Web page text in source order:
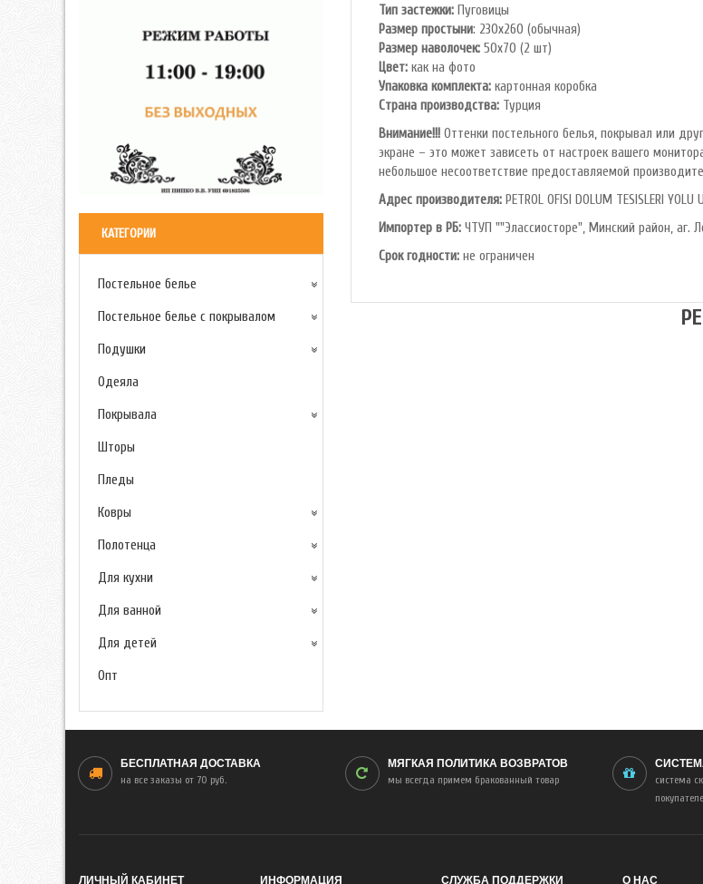
КАТЕГОРИИ
Постельное белье
Постельное белье с покрывалом
Подушки
Одеяла
Покрывала
Шторы
Пледы
Ковры
Полотенца
Для кухни
Для ванной
Для детей
Опт
Тип застежки: Пуговицы
Размер простыни: 230х260 (обычная)
Размер наволочек: 50х70 (2 шт)
Цвет: как на фото
Упаковка комплекта: картонная коробка
Cтрана производства: Турция
Внимание!!! Оттенки постельного белья, покрывал или
экране – это может зависеть от настроек вашего
небольшое несоответствие предоставляемой
Адрес производителя: PETROL OFlSl DOLUM TESISLERI
Импортер в РБ: ЧТУП ""Элассиосторе", Минский район,
Срок годности: не ограничен
БЕСПЛАТНАЯ ДОСТАВКА
на все заказы от 70 руб.
МЯГКАЯ ПОЛИТИКА ВОЗВРАТОВ
мы всегда примем бракованный товар
система
ЛИЧНЫЙ КАБИНЕТ ИНФОРМАЦИЯ СЛУЖБА ПОДДЕРЖКИ О НАС